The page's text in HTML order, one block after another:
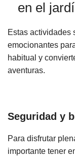
en el
Estas actividades
emocionantes
habitual y
aventuras.
Seguridad y
Para disfrutar
importante tener